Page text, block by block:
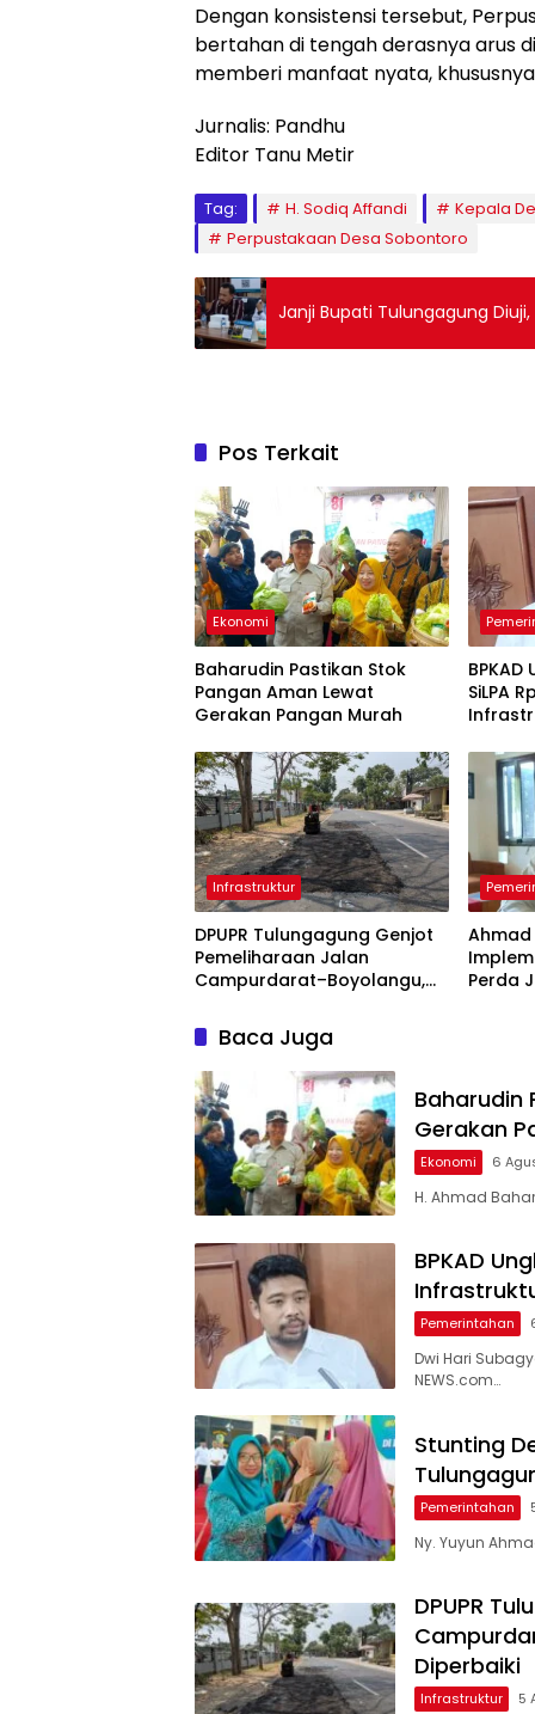
Dengan konsistensi tersebut,
bertahan di tengah derasnya arus
memberi manfaat nyata,
Jurnalis: Pandhu
Editor Tanu Metir
Tag: H. Sodiq Affandi
Kepala
Perpustakaan Desa Sobontoro
Janji Bupati Tulungagung
Pos Terkait
Ekonomi
Baharudin Pastikan Stok
Pangan Aman Lewat
Gerakan Pangan Murah
SiLPA
Infrastruktur
DPUPR Tulungagung Genjot
Pemeliharaan Jalan
Campurdarat–Boyolangu,
Diperbaiki
Perda
Baca Juga
Baharudin
Gerakan
Ekonomi 6
H. Ahmad
BPKAD
Pemerintahan
Dwi Hari
NEWS.com…
Stunting
Pemerintahan
Ny. Yuyun
DPUPR
Diperbaiki
Infrastruktur 5